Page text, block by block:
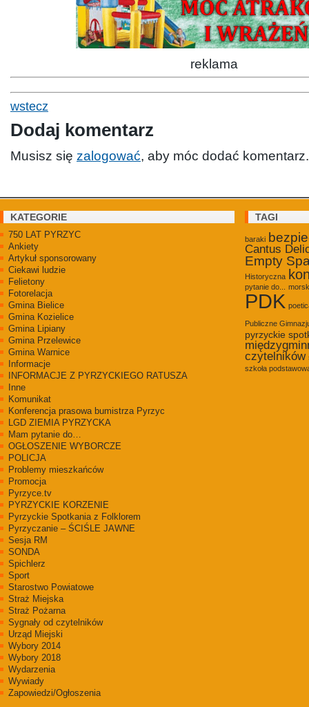
reklama
wstecz
Dodaj komentarz
Musisz się zalogować, aby móc dodać komentarz.
KATEGORIE
750 LAT PYRZYC
Ankiety
Artykuł sponsorowany
Ciekawi ludzie
Felietony
Fotorelacja
Gmina Bielice
Gmina Kozielice
Gmina Lipiany
Gmina Przelewice
Gmina Warnice
Informacje
INFORMACJE Z PYRZYCKIEGO RATUSZA
Inne
Komunikat
Konferencja prasowa bumistrza Pyrzyc
LGD ZIEMIA PYRZYCKA
Mam pytanie do…
OGŁOSZENIE WYBORCZE
POLICJA
Problemy mieszkańców
Promocja
Pyrzyce.tv
PYRZYCKIE KORZENIE
Pyrzyckie Spotkania z Folklorem
Pyrzyczanie – ŚCIŚLE JAWNE
Sesja RM
SONDA
Spichlerz
Sport
Starostwo Powiatowe
Straż Miejska
Straż Pożarna
Sygnały od czytelników
Urząd Miejski
Wybory 2014
Wybory 2018
Wydarzenia
Wywiady
Zapowiedzi/Ogłoszenia
TAGI
baraki
Cantus
Empty
Historyczna
pytanie do...
PDK
Publiczne
pyrzyckie
czytelników
szkoła